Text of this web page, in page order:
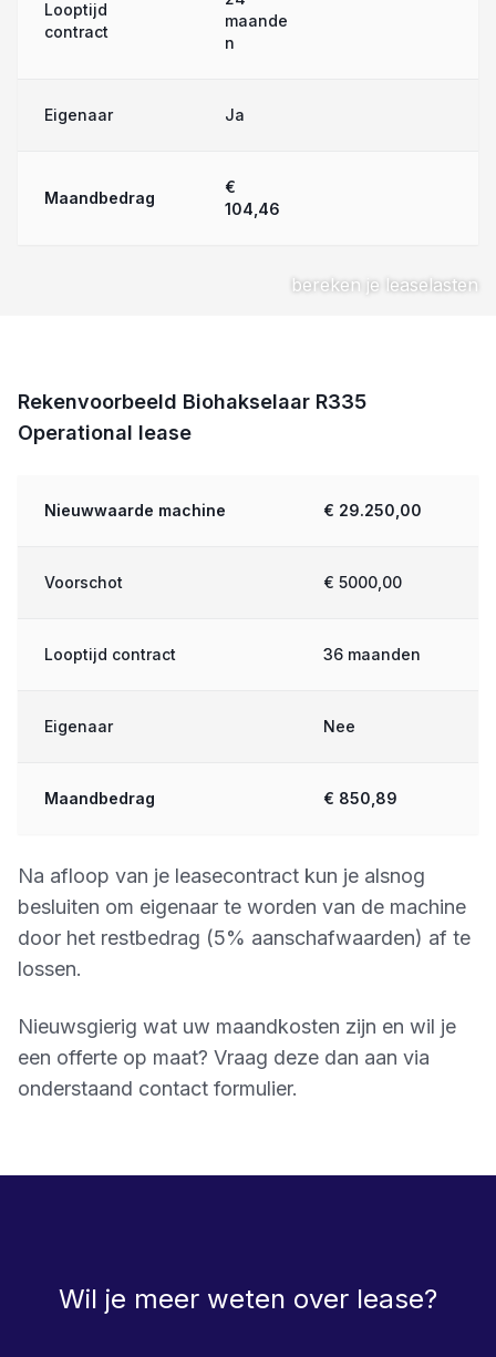
Looptijd
contract
maande
n
Eigenaar Ja
Maandbedrag
€
104,46
bereken je leaselasten
Rekenvoorbeeld Biohakselaar R335
Operational lease
Nieuwwaarde machine € 29.250,00
Voorschot € 5000,00
Looptijd contract 36 maanden
Eigenaar Nee
Maandbedrag € 850,89
Na afloop van je leasecontract kun je alsnog
besluiten om eigenaar te worden van de machine
door het restbedrag (5% aanschafwaarden) af te
lossen.
Nieuwsgierig wat uw maandkosten zijn en wil je
een offerte op maat? Vraag deze dan aan via
onderstaand contact formulier.
Wil je meer weten over lease?